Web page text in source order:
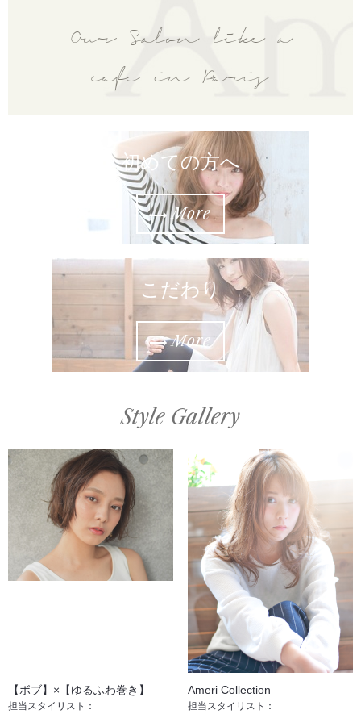
Our Salon like a
cafe in Paris.
初めての方へ
More
こだわり
More
Style Gallery
【ボブ】×【ゆるふわ巻き】
担当スタイリスト：
Ameri Collection
担当スタイリスト：